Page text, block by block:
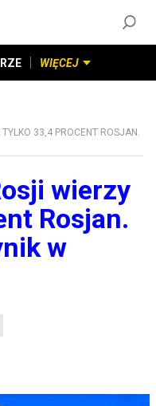
WIĘCEJ
33,4 PROCENT ROSJAN.
wierzy
Rosjan.
w